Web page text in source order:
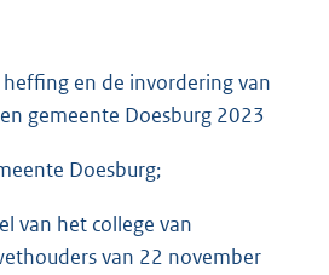
en de invordering van
gemeente Doesburg 2023
Doesburg;
van het college van
van 22 november